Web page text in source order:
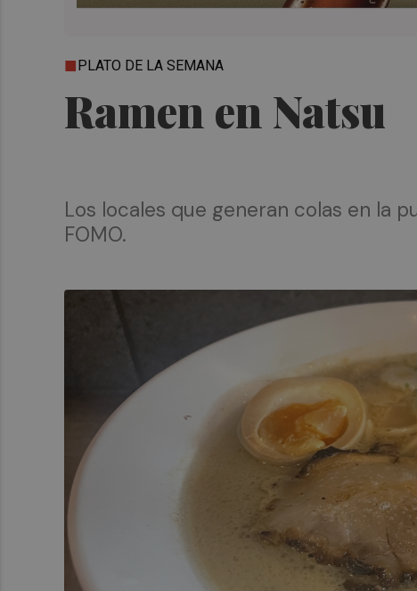
Ramen en Natsu
PLATO DE LA SEMANA
Los locales que generan colas en la
FOMO.